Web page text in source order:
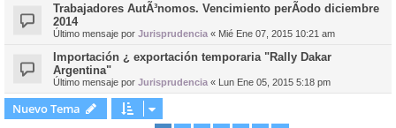
Trabajadores AutÃ³nomos. Vencimiento perÃ­odo diciembre
2014
Último mensaje por Jurisprudencia « Mié Ene 07, 2015 10:21 am
Importación ¿ exportación temporaria "Rally Dakar
Argentina"
Último mensaje por Jurisprudencia « Lun Ene 05, 2015 5:18 pm
Nuevo Tema